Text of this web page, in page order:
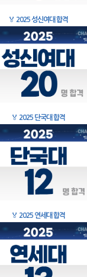
🏅 2025 성신여대 합격
🏅 2025 단국대 합격
🏅 2025 연세대 합격